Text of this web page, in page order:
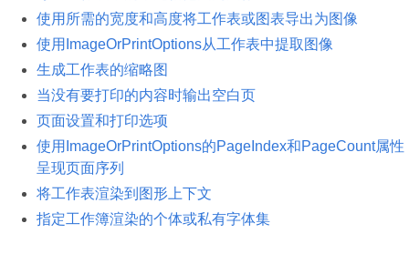
使用所需的宽度和高度将工作表或图表导出为图像
使用ImageOrPrintOptions从工作表中提取图像
生成工作表的缩略图
当没有要打印的内容时输出空白页
页面设置和打印选项
使用ImageOrPrintOptions的PageIndex和PageCount属性
呈现页面序列
将工作表渲染到图形上下文
指定工作簿渲染的个体或私有字体集